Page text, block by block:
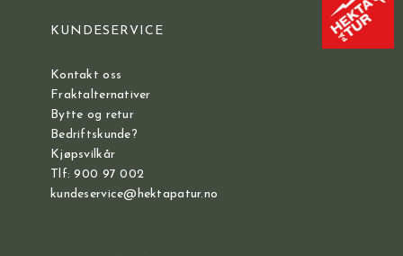
KUNDESERVICE
Kontakt oss
Fraktalternativer
Bytte og retur
Bedriftskunde?
Kjøpsvilkår
Tlf: 900 97 002
kundeservice@hektapatur.no